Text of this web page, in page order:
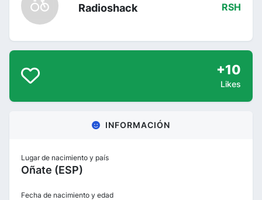
Radioshack RSH
+10
Likes
INFORMACIÓN
Lugar de nacimiento y país
Oñate (ESP)
Fecha de nacimiento y edad